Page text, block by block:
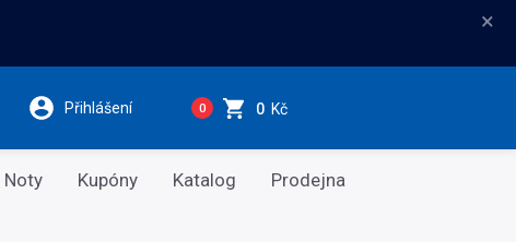
×
Přihlášení 0 0 Kč
Noty Kupóny Katalog Prodejna